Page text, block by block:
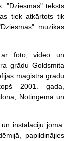
"Dziesmas" teksts
tiek atkārtots tik
mūzikas
ar foto, video un
grādu Goldsmita
maģistra grādu
2001. gada,
Notingemā un
instalāciju jomā.
papildinājies